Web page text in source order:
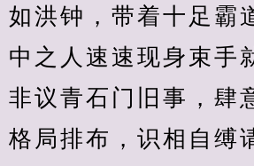
如洪钟，带着十足霸
中之人速速现身束手
非议青石门旧事，肆
格局排布，识相自缚